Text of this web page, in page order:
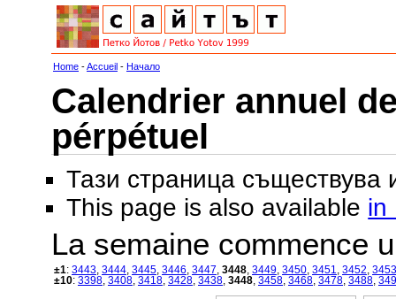
Home -Accueil - Начало
Calendrier annuel
pérpétuel
Тази страница съществува
This page is also available in
La semaine commence
±1: 3443 3444 3445 3446 3447 3448 3449 3450 3451 3452 3453
±10: 3398 3408 3418 3428 3438 3448 3458 3468 3478 3488